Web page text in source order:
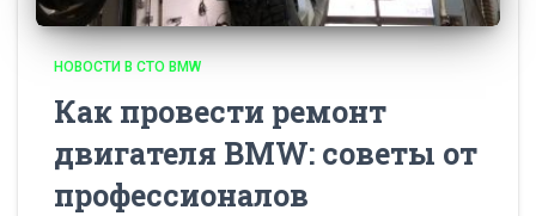
НОВОСТИ В СТО BMW
Как провести ремонт
двигателя BMW: советы от
профессионалов